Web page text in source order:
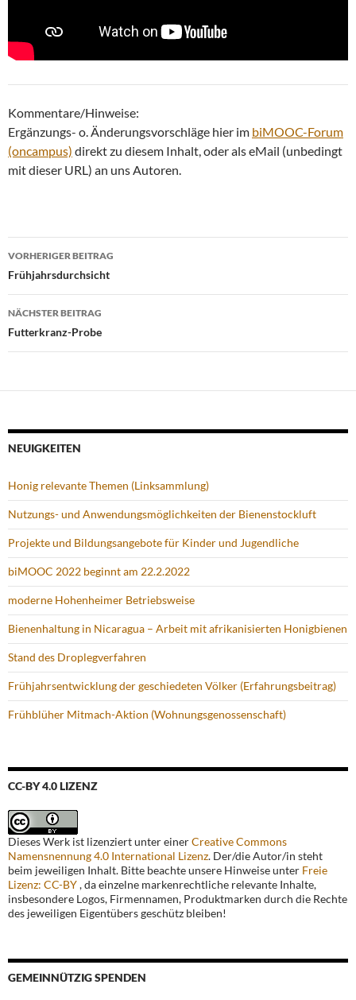
Kommentare/Hinweise:
Ergänzungs- o. Änderungsvorschläge hier im biMOOC-Forum
(oncampus) direkt zu diesem Inhalt, oder als eMail (unbedingt
mit dieser URL) an uns Autoren.
Beitragsnavigation
VORHERIGER BEITRAG
Frühjahrsdurchsicht
NÄCHSTER BEITRAG
Futterkranz-Probe
NEUIGKEITEN
Honig relevante Themen (Linksammlung)
Nutzungs- und Anwendungsmöglichkeiten der Bienenstockluft
Projekte und Bildungsangebote für Kinder und Jugendliche
biMOOC 2022 beginnt am 22.2.2022
moderne Hohenheimer Betriebsweise
Bienenhaltung in Nicaragua – Arbeit mit afrikanisierten Honigbienen
Stand des Droplegverfahren
Frühjahrsentwicklung der geschiedeten Völker (Erfahrungsbeitrag)
Frühblüher Mitmach-Aktion (Wohnungsgenossenschaft)
CC-BY 4.0 LIZENZ
Dieses Werk ist lizenziert unter einerCreative Commons
Namensnennung 4.0 International Lizenz. Der/die Autor/in steht
beim jeweiligen Inhalt. Bitte beachte unsere Hinweise unter Freie
Lizenz: CC-BY, da einzelne markenrechtliche relevante Inhalte,
insbesondere Logos, Firmennamen, Produktmarken durch die Rechte
des jeweiligen Eigentübers geschütz bleiben!
GEMEINNÜTZIG SPENDEN